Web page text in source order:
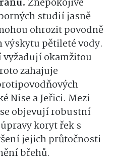
Znepokojivé
studií jasně
ohrozit povodně
pětileté vody.
okamžitou
zahajuje
Nise a Jeřici. Mezi
objevují robustní
koryt řek s
jejich průtočnosti
břehů.